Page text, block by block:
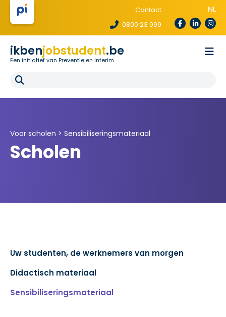
Contact
0800 23 999
NL
ikbenjobstudent.be
Een initiatief van Preventie en Interim
Voor uitzendbureaus
Voor scholen > Sensibiliseringsmateriaal
Scholen
Uw studenten, de werknemers van morgen
Didactisch materiaal
Sensibiliseringsmateriaal